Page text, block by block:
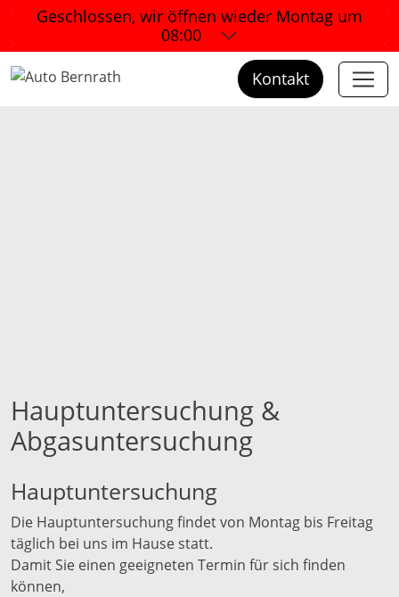
Geschlossen, wir öffnen wieder Montag um
08:00
Kontakt
Hauptuntersuchung &
Abgasuntersuchung
Hauptuntersuchung
Die Hauptuntersuchung findet von Montag bis Freitag
täglich bei uns im Hause statt.
Damit Sie einen geeigneten Termin für sich finden
können,